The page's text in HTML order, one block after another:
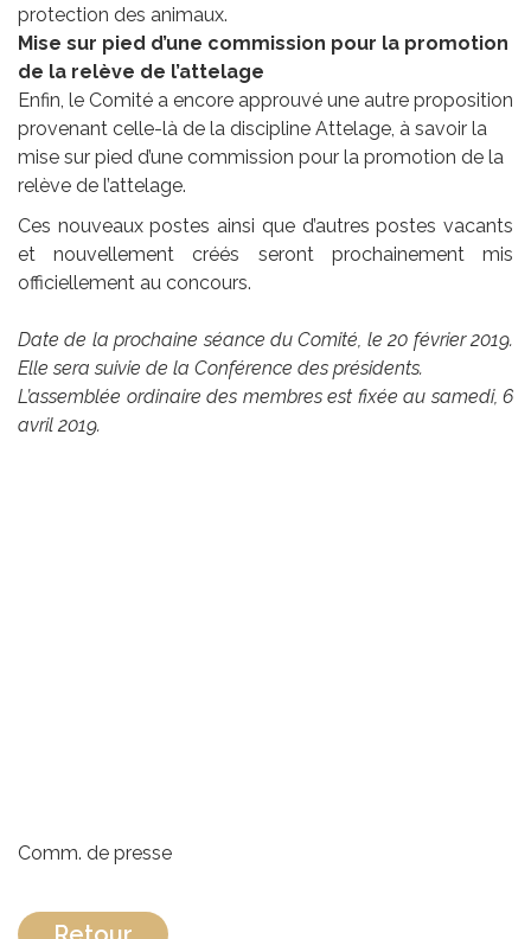
protection des animaux.
Mise sur pied d’une commission pour la promotion
de la relève de l’attelage
Enfin, le Comité a encore approuvé une autre proposition
provenant celle-là de la discipline Attelage, à savoir la
mise sur pied d’une commission pour la promotion de la
relève de l’attelage.
Ces nouveaux postes ainsi que d’autres postes vacants
et nouvellement créés seront prochainement mis
officiellement au concours.
Date de la prochaine séance du Comité, le 20 février 2019.
Elle sera suivie de la Conférence des présidents.
L’assemblée ordinaire des membres est fixée au samedi, 6
avril 2019.
Comm. de presse